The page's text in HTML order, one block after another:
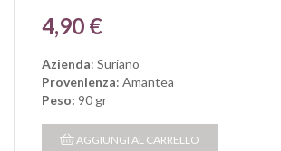
Prezzo
4,90 €
Azienda: Suriano
Provenienza: Amantea
Peso: 90 gr
AGGIUNGI AL CARRELLO